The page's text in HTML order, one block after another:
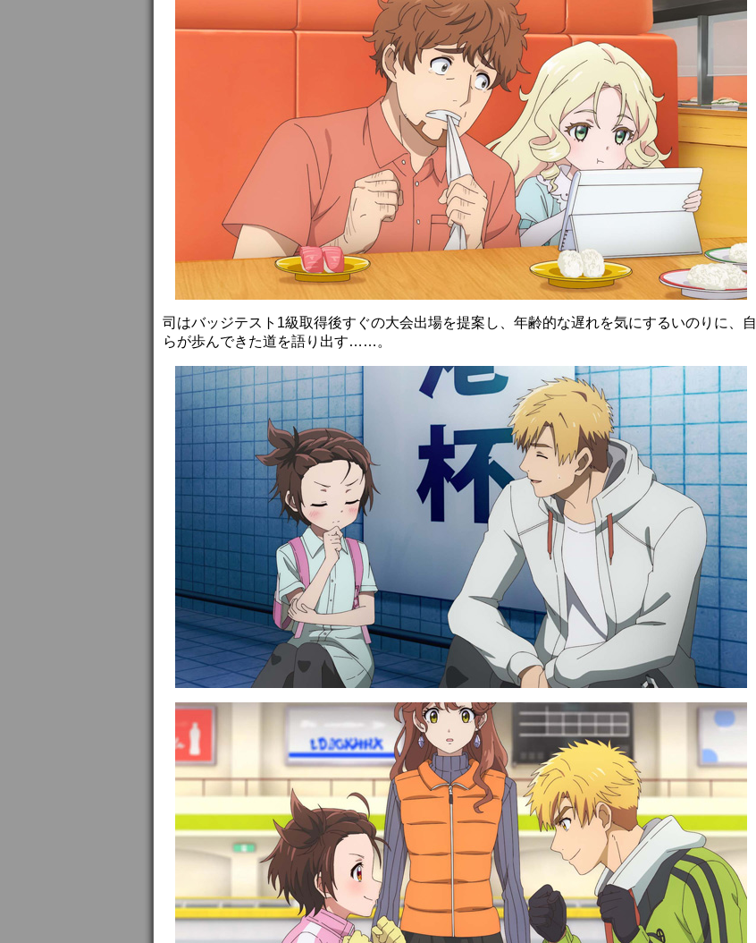
司はバッジテスト1級取得後すぐの大会出場を提案し、年齢的な遅れを気にするいのりに、自
らが歩んできた道を語り出す……。